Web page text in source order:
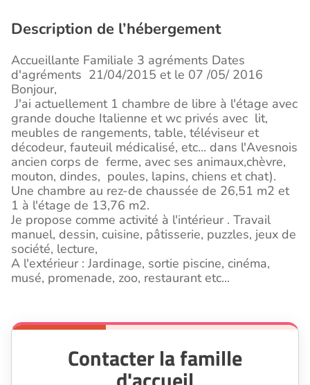
Description de l’hébergement
Accueillante Familiale 3 agréments Dates
d'agréments 21/04/2015 et le 07 /05/ 2016
Bonjour,
J'ai actuellement 1 chambre de libre à l'étage avec
grande douche Italienne et wc privés avec lit,
meubles de rangements, table, téléviseur et
décodeur, fauteuil médicalisé, etc... dans l'Avesnois
ancien corps de ferme, avec ses animaux,chèvre,
mouton, dindes, poules, lapins, chiens et chat).
Une chambre au rez-de chaussée de 26,51 m2 et
1 à l'étage de 13,76 m2.
Je propose comme activité à l'intérieur . Travail
manuel, dessin, cuisine, pâtisserie, puzzles, jeux de
société, lecture,
A l'extérieur : Jardinage, sortie piscine, cinéma,
musé, promenade, zoo, restaurant etc...
Contacter la famille